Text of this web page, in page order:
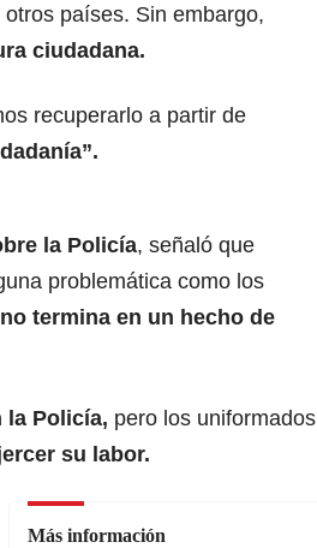
países. Sin embargo,
ciudadana.
recuperarlo a partir de
la Policía, señaló que
problemática como los
termina en un hecho de
la Policía, pero los uniformados
su labor.
Más información